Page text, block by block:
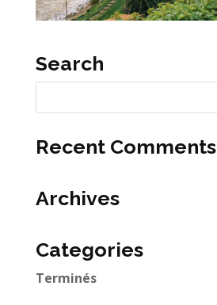
Search
Recent Comments
Archives
Categories
Terminés